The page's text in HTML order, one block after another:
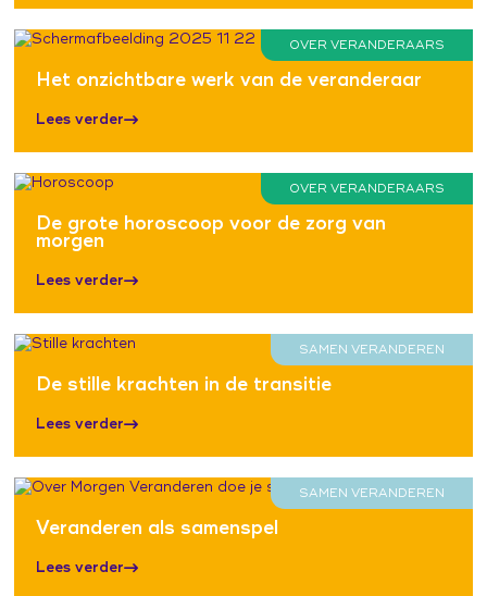
OVER VERANDERAARS
Het onzichtbare werk van de veranderaar
Lees verder
OVER VERANDERAARS
De grote horoscoop voor de zorg van
morgen
Lees verder
SAMEN VERANDEREN
De stille krachten in de transitie
Lees verder
SAMEN VERANDEREN
Veranderen als samenspel
Lees verder